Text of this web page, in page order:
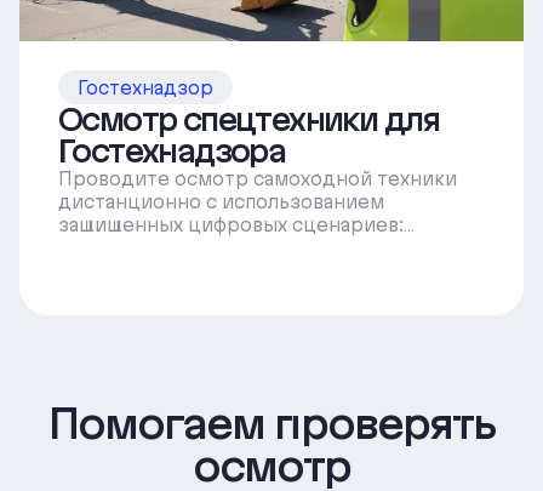
Гостехнадзор
Осмотр спецтехники для
Гостехнадзора
Проводите осмотр самоходной техники
дистанционно с использованием
защищенных цифровых сценариев:
Помогаем проверять
осмотр